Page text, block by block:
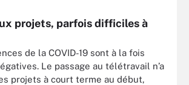
projets, parfois difficiles à
de la COVID-19 sont à la fois
Le passage au télétravail n’a
projets à court terme au début,